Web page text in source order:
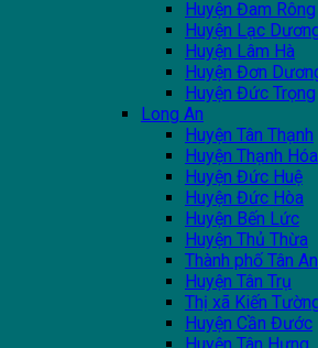
Huyện Đam Rông
Huyện Lạc
Huyện Lâm Hà
Huyện Đơn
Huyện Đức Trọng
Long An
Huyện Tân Thạnh
Huyện Thạnh Hóa
Huyện Đức Huệ
Huyện Đức Hòa
Huyện Bến Lức
Huyện Thủ Thừa
Thành phố Tân An
Huyện Tân Trụ
Thị xã Kiến
Huyện Cần Đước